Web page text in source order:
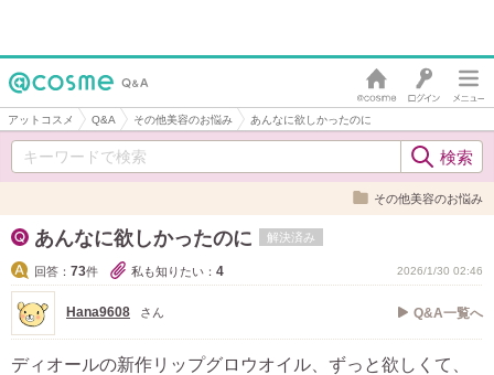
アットコスメ Q&A その他美容のお悩み あんなに欲しかったのに
その他美容のお悩み
あんなに欲しかったのに 解決済み
回答： 73件 私も知りたい： 4 2026/1/30 02:46
Hana9608 さん Q&A一覧へ
ディオールの新作リップグロウオイル、ずっと欲しくて、